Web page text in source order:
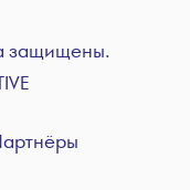
защищены.